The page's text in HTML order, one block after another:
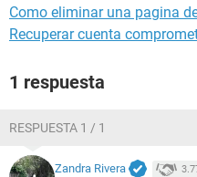
Como eliminar una pagina
Recuperar cuenta
1 respuesta
RESPUESTA 1 / 1
Zandra Rivera